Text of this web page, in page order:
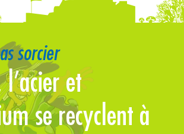
sorcier
l’acier et
se recyclent à